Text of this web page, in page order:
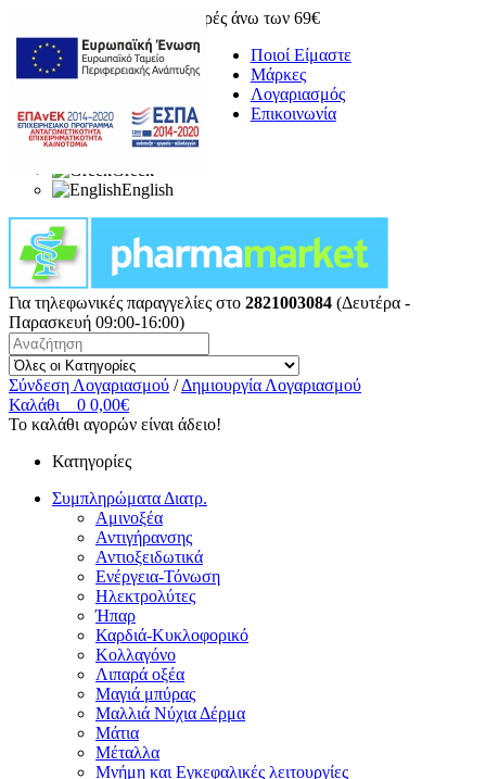
Δωρεάν μεταφορικά για αγορές άνω των 69€
Ποιοί Είμαστε
Μάρκες
Λογαριασμός
Επικοινωνία
Greek
English
Για τηλεφωνικές παραγγελίες στο 2821003084 (Δευτέρα -
Παρασκευή 09:00-16:00)
Σύνδεση Λογαριασμού / Δημιουργία Λογαριασμού
Καλάθι
0 0,00€
Το καλάθι αγορών είναι άδειο!
Κατηγορίες
Συμπληρώματα Διατρ.
Αμινοξέα
Αντιγήρανσης
Αντιοξειδωτικά
Ενέργεια-Τόνωση
Ηλεκτρολύτες
Ήπαρ
Καρδιά-Κυκλοφορικό
Κολλαγόνο
Λιπαρά οξέα
Μαγιά μπύρας
Μαλλιά Νύχια Δέρμα
Μάτια
Μέταλλα
Μνήμη και Εγκεφαλικές λειτουργίες